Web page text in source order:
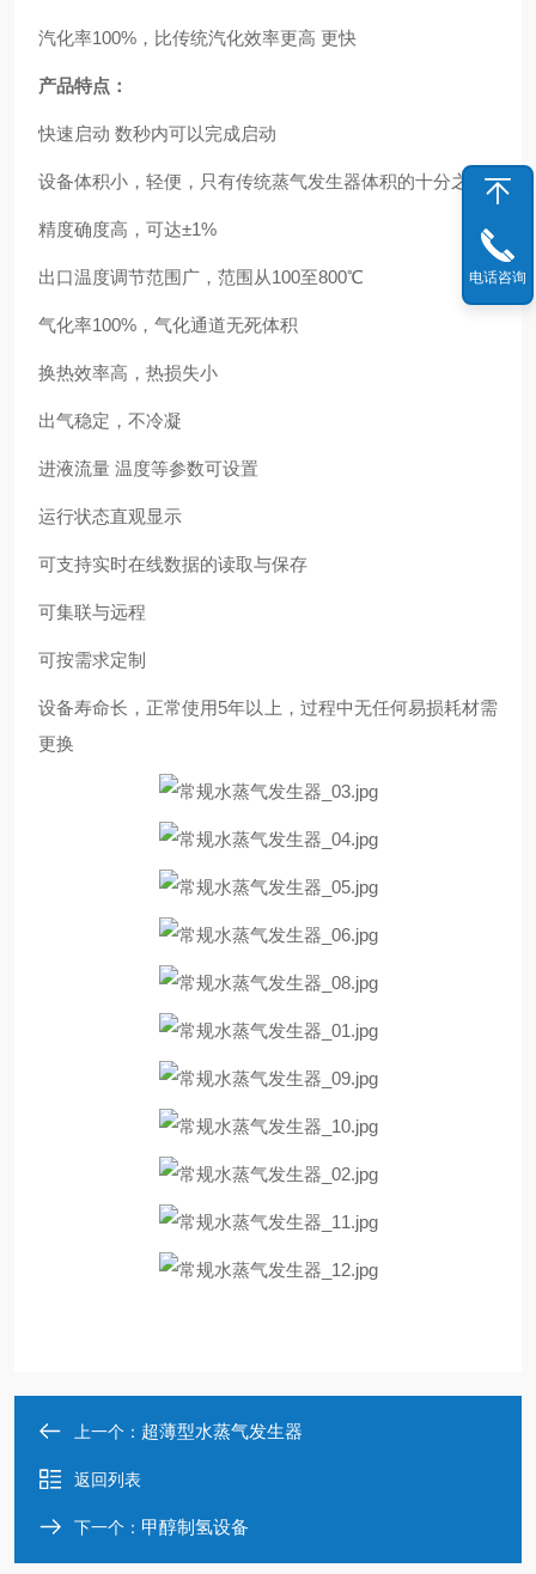
汽化率100%，比传统汽化效率更高 更快
产品特点：
快速启动 数秒内可以完成启动
设备体积小，轻便，只有传统蒸气发生器体积的十分之一
精度确度高，可达±1%
出口温度调节范围广，范围从100至800℃
气化率100%，气化通道无死体积
换热效率高，热损失小
出气稳定，不冷凝
进液流量 温度等参数可设置
运行状态直观显示
可支持实时在线数据的读取与保存
可集联与远程
可按需求定制
设备寿命长，正常使用5年以上，过程中无任何易损耗材需
更换
上一个： 超薄型水蒸气发生器
返回列表
下一个： 甲醇制氢设备
电话咨询